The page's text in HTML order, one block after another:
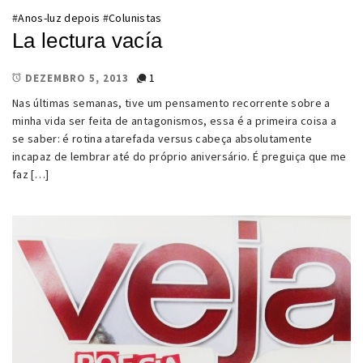
#Anos-luz depois #Colunistas
La lectura vacía
DEZEMBRO 5, 2013
1
Nas últimas semanas, tive um pensamento recorrente sobre a
minha vida ser feita de antagonismos, essa é a primeira coisa a
se saber: é rotina atarefada versus cabeça absolutamente
incapaz de lembrar até do próprio aniversário. É preguiça que me
faz […]